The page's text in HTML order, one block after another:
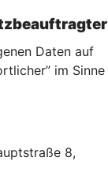
Daten auf
im Sinne
8,